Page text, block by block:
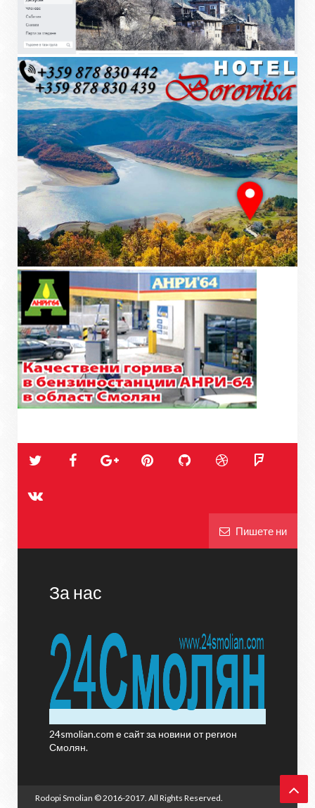
Пишете ни
За нас
24smolian.com е сайт за новини от регион
Смолян.
Rodopi Smolian © 2016-2017. All Rights Reserved.